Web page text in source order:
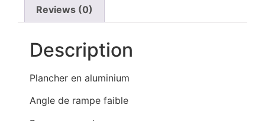
Reviews (0)
Description
Plancher en aluminium
Angle de rampe faible